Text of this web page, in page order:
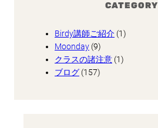
CATEGORY
Birdy講師ご紹介 (1)
Moonday (9)
クラスの諸注意 (1)
ブログ (157)